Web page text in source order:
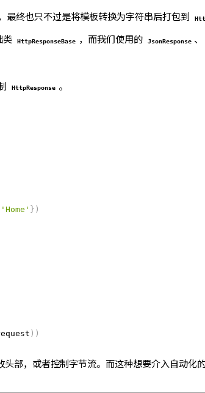
最终也只不过是将模板转换为字符串后打包到
类 HttpResponseBase ，而我们使用的 JsonResponse 、
HttpResponse 。
'Home' } )
) )
部，或者控制字节流。而这种想要介入自动